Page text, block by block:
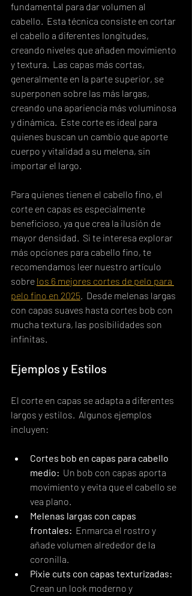
fundamental para dar volumen al
cabello.  Esta técnica consiste en cortar
el cabello a diferentes longitudes,
creando niveles que añaden movimiento
y textura.  Las capas más cortas,
generalmente en la parte superior, se
superponen sobre las más largas,
creando una apariencia más voluminosa
y dinámica.  Este corte es ideal para
quienes buscan un cambio que aporte
cuerpo y vitalidad a su melena, sin
importar el largo.
Para quienes tienen el cabello fino, el
corte en capas es especialmente
beneficioso, ya que crea la ilusión de
mayor densidad.  Si te interesa explorar
más opciones para cabello fino, te
recomendamos leer nuestro artículo
sobre los 6 mejores cortes de pelo para
pelo fino en 2025.  Desde melenas largas
con capas suaves hasta cortes bob con
mucha textura, las posibilidades son
infinitas.
Ejemplos y Estilos
El corte en capas se adapta a diferentes
largos y estilos.  Algunos ejemplos
incluyen:
Cortes bob en capas para cabello
medio:
  Un bob con capas aporta
movimiento y evita que el cabello se
vea plano.
Melenas largas con capas
frontales:
  Enmarca el rostro y
añade volumen alrededor de la
coronilla.
Pixie cuts con capas texturizadas:
Crean un look moderno y